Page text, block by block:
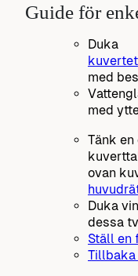
Guide för
Duka
kuvertet
med
med
Tänk
ovan
Duka
dessa
Ställ en